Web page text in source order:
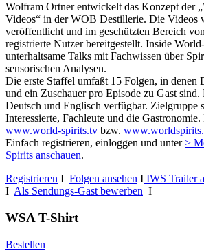
Wolfram Ortner entwickelt das Konzept der
Videos“ in der WOB Destillerie. Die Videos
veröffentlicht und im geschützten Bereich
registrierte Nutzer bereitgestellt. Inside
unterhaltsame Talks mit Fachwissen über
sensorischen Analysen.
Die erste Staffel umfaßt 15 Folgen, in denen
und ein Zuschauer pro Episode zu Gast
Deutsch und Englisch verfügbar. Zielgruppe
Interessierte, Fachleute und die
www.world-spirits.tv bzw.
Einfach registrieren, einloggen und unter>
Spirits anschauen.
Registrieren I Folgen ansehen I IWS Trailer
I Als Sendungs-Gast bewerben I
WSA T-Shirt
Bestellen